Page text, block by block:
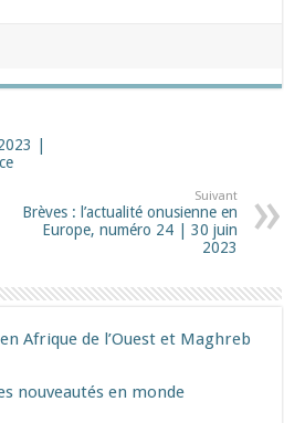
|
Suivant
Brèves : l’actualité onusienne en
Europe, numéro 24 | 30 juin
2023
Afrique de l’Ouest et Maghreb
nouveautés en monde